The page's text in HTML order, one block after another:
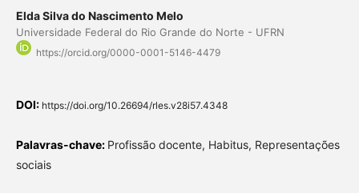
Elda Silva do Nascimento Melo
Universidade Federal do Rio Grande do Norte - UFRN
https://orcid.org/0000-0001-5146-4479
DOI: https://doi.org/10.26694/rles.v28i57.4348
Palavras-chave: Profissão docente, Habitus, Representações
sociais